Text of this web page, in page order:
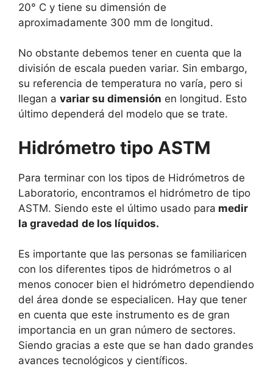
20° C y tiene su dimensión de
aproximadamente 300 mm de longitud.
No obstante debemos tener en cuenta que la
división de escala pueden variar. Sin embargo,
su referencia de temperatura no varía, pero si
llegan a variar su dimensión en longitud. Esto
último dependerá del modelo que se trate.
Hidrómetro tipo ASTM
Para terminar con los tipos de Hidrómetros de
Laboratorio, encontramos el hidrómetro de tipo
ASTM. Siendo este el último usado para medir
la gravedad de los líquidos.
Es importante que las personas se familiaricen
con los diferentes tipos de hidrómetros o al
menos conocer bien el hidrómetro dependiendo
del área donde se especialicen. Hay que tener
en cuenta que este instrumento es de gran
importancia en un gran número de sectores.
Siendo gracias a este que se han dado grandes
avances tecnológicos y científicos.